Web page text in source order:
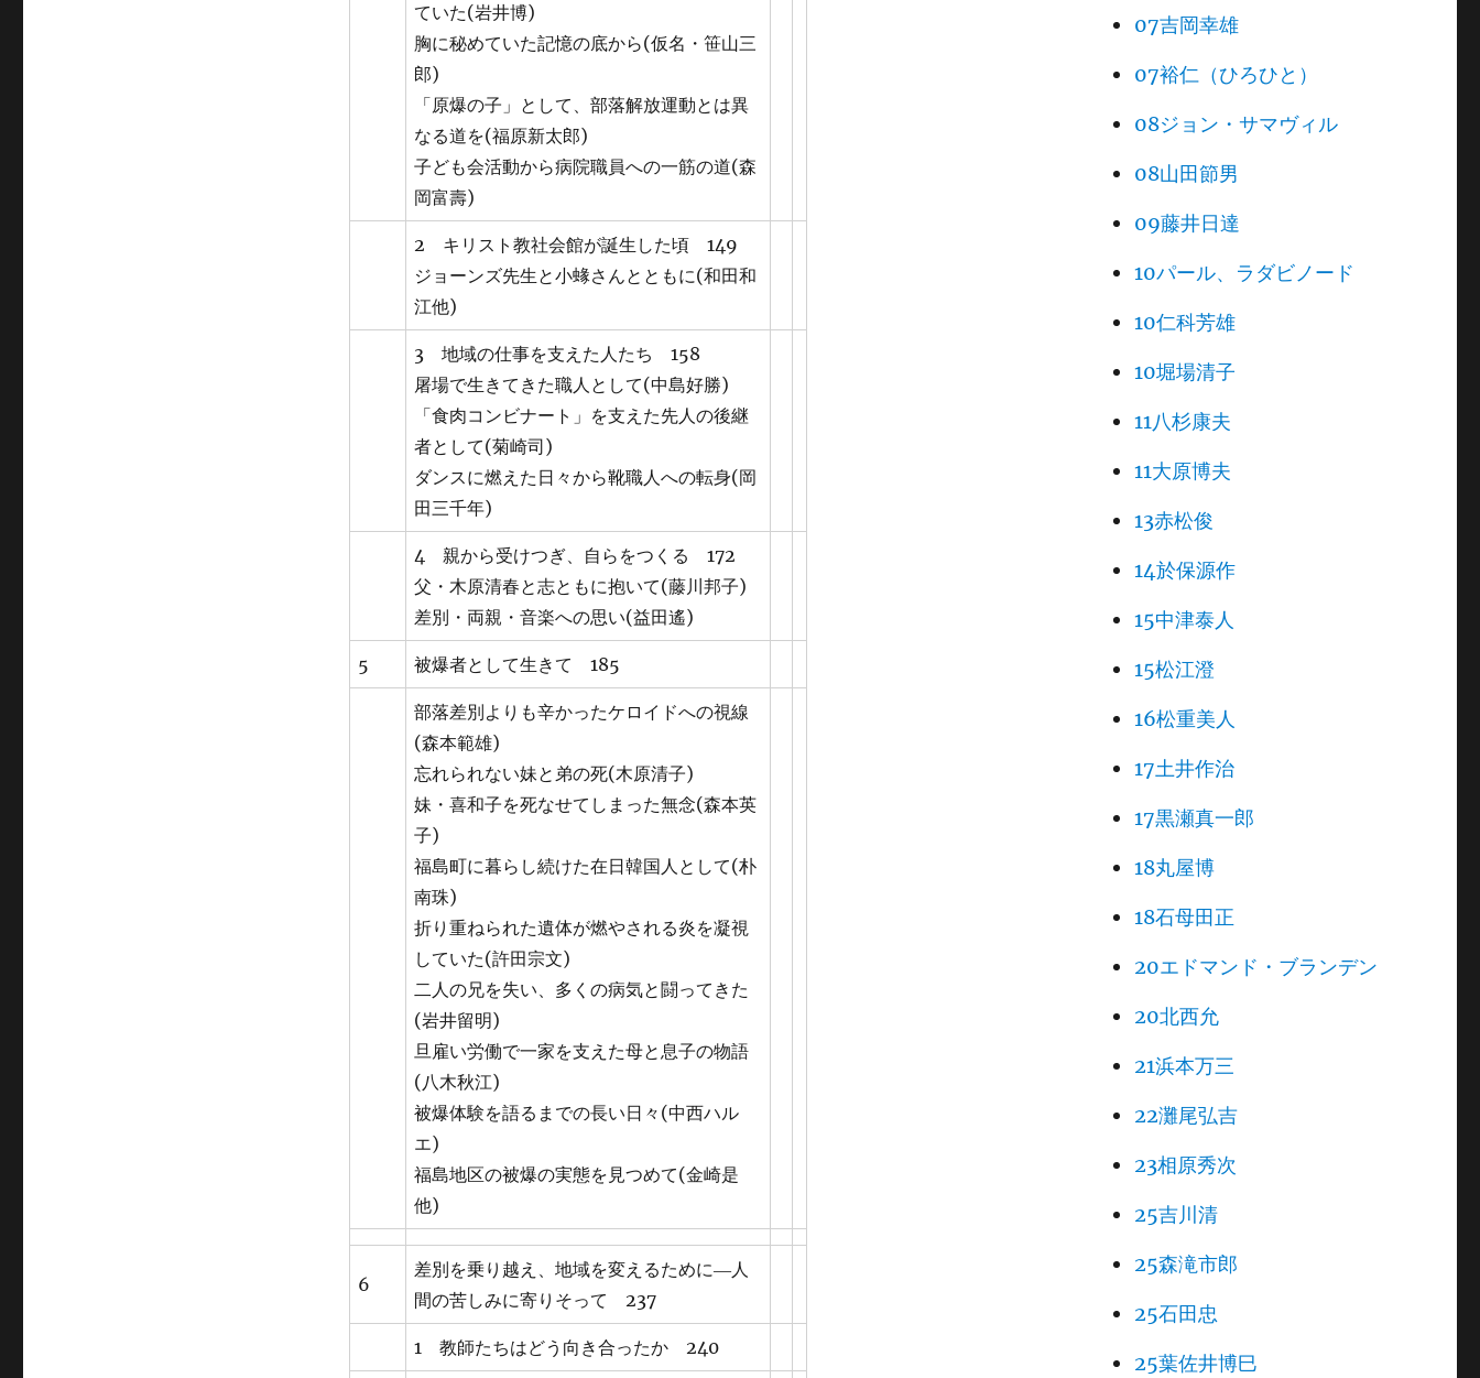
ていた(岩井博)
胸に秘めていた記憶の底から(仮名・笹山三
郎)
「原爆の子」として、部落解放運動とは異
なる道を(福原新太郎)
子ども会活動から病院職員への一筋の道(森
岡富壽)
2 キリスト教社会館が誕生した頃 149
ジョーンズ先生と小蝝さんとともに(和田和
江他)
3 地域の仕事を支えた人たち 158
屠場で生きてきた職人として(中島好勝)
「食肉コンビナート」を支えた先人の後継
者として(菊崎司)
ダンスに燃えた日々から靴職人への転身(岡
田三千年)
4 親から受けつぎ、自らをつくる 172
父・木原清春と志ともに抱いて(藤川邦子)
差別・両親・音楽への思い(益田遙)
5 被爆者として生きて 185
部落差別よりも辛かったケロイドへの視線
(森本範雄)
忘れられない妹と弟の死(木原清子)
妹・喜和子を死なせてしまった無念(森本英
子)
福島町に暮らし続けた在日韓国人として(朴
南珠)
折り重ねられた遺体が燃やされる炎を凝視
していた(許田宗文)
二人の兄を失い、多くの病気と闘ってきた
(岩井留明)
旦雇い労働で一家を支えた母と息子の物語
(八木秋江)
被爆体験を語るまでの長い日々(中西ハル
エ)
福島地区の被爆の実態を見つめて(金崎是
他)
6
差別を乗り越え、地域を変えるために―人
間の苦しみに寄りそって 237
1 教師たちはどう向き合ったか 240
07吉岡幸雄
07裕仁（ひろひと）
08ジョン・サマヴィル
08山田節男
09藤井日達
10パール、ラダビノード
10仁科芳雄
10堀場清子
11八杉康夫
11大原博夫
13赤松俊
14於保源作
15中津泰人
15松江澄
16松重美人
17土井作治
17黒瀬真一郎
18丸屋博
18石母田正
20エドマンド・ブランデン
20北西允
21浜本万三
22灘尾弘吉
23相原秀次
25吉川清
25森滝市郎
25石田忠
25葉佐井博巳